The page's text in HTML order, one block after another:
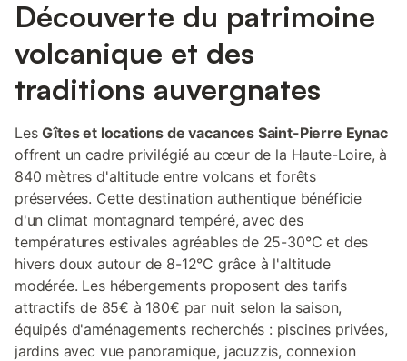
Découverte du patrimoine
volcanique et des
traditions auvergnates
LesGîtes et locations de vacances Saint-Pierre Eynac
offrent un cadre privilégié au cœur de la Haute-Loire, à
840 mètres d'altitude entre volcans et forêts
préservées. Cette destination authentique bénéficie
d'un climat montagnard tempéré, avec des
températures estivales agréables de 25-30°C et des
hivers doux autour de 8-12°C grâce à l'altitude
modérée. Les hébergements proposent des tarifs
attractifs de 85€ à 180€ par nuit selon la saison,
équipés d'aménagements recherchés : piscines privées,
jardins avec vue panoramique, jacuzzis, connexion